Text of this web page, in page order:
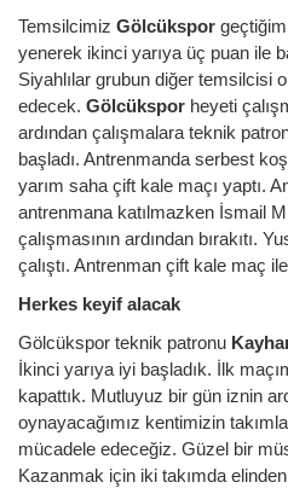
Temsilcimiz Gölcükspor
yenerek ikinci yarıya üç puan ile
Siyahlılar grubun diğer temsilcisi
edecek. Gölcükspor heyeti
ardından çalışmalara teknik
başladı. Antrenmanda serbest
yarım saha çift kale maçı yaptı.
antrenmana katılmazken İsmail
çalışmasının ardından bırakıtı.
çalıştı. Antrenman çift kale maç ile
Herkes keyif alacak
Gölcükspor teknik patronu
İkinci yarıya iyi başladık. İlk
kapattık. Mutluyuz bir gün iznin
oynayacağımız kentimizin
mücadele edeceğiz. Güzel bir
Kazanmak için iki takımda